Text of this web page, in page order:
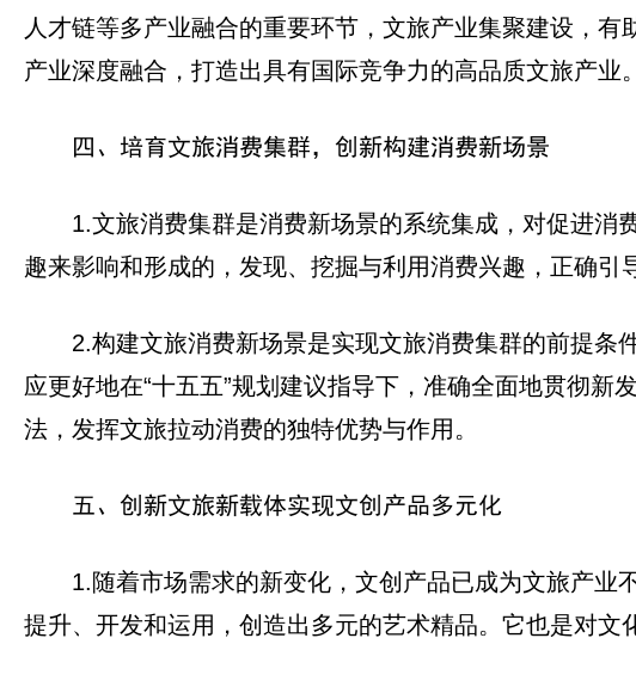
人才链等多产业融合的重要环节，文旅产业集聚建设，
产业深度融合，打造出具有国际竞争力的高品质文旅产业。
四、培育文旅消费集群，创新构建消费新场景
1.文旅消费集群是消费新场景的系统集成，对促进
趣来影响和形成的，发现、挖掘与利用消费兴趣，正确引
2.构建文旅消费新场景是实现文旅消费集群的前提条
应更好地在“十五五”规划建议指导下，准确全面地贯彻
法，发挥文旅拉动消费的独特优势与作用。
五、创新文旅新载体实现文创产品多元化
1.随着市场需求的新变化，文创产品已成为文旅产
提升、开发和运用，创造出多元的艺术精品‌。它也是对文